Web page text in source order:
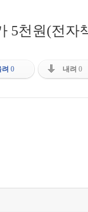
5천원(전자
려 0 내려 0